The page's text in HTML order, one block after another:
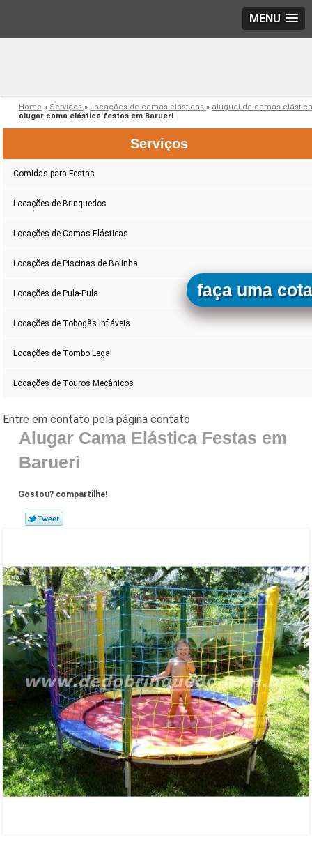
MENU
Home » Serviços » Locações de camas elásticas » aluguel de camas
alugar cama elástica festas em Barueri
Serviços
Comidas para Festas
Locações de Brinquedos
Locações de Camas Elásticas
Locações de Piscinas de Bolinha
Locações de Pula-Pula
Locações de Tobogãs Infláveis
Locações de Tombo Legal
Locações de Touros Mecânicos
Alugar Cama Elástica Festas em
Barueri
Gostou? compartilhe!
faça uma